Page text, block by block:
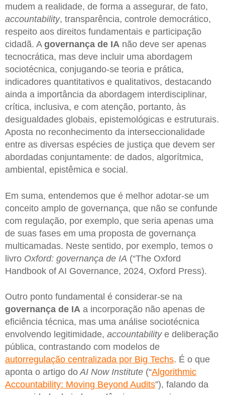
mudem a realidade, de forma a assegurar, de fato,
accountability, transparência, controle democrático,
respeito aos direitos fundamentais e participação
cidadã. A governança de IA não deve ser apenas
tecnocrática, mas deve incluir uma abordagem
sociotécnica, conjugando-se teoria e prática,
indicadores quantitativos e qualitativos, destacando
ainda a importância da abordagem interdisciplinar,
crítica, inclusiva, e com atenção, portanto, às
desigualdades globais, epistemológicas e estruturais.
Aposta no reconhecimento da interseccionalidade
entre as diversas espécies de justiça que devem ser
abordadas conjuntamente: de dados, algorítmica,
ambiental, epistêmica e social.
Em suma, entendemos que é melhor adotar-se um
conceito amplo de governança, que não se confunde
com regulação, por exemplo, que seria apenas uma
de suas fases em uma proposta de governança
multicamadas. Neste sentido, por exemplo, temos o
livro Oxford: governança de IA (“The Oxford
Handbook of AI Governance, 2024, Oxford Press).
Outro ponto fundamental é considerar-se na
governança de IA a incorporação não apenas de
eficiência técnica, mas uma análise sociotécnica
envolvendo legitimidade, accountabilitye deliberação
pública, contrastando com modelos de
autorregulação centralizada por Big Techs. É o que
aponta o artigo doAI Now Institute (“Algorithmic
Accountability: Moving Beyond Audits”), falando da